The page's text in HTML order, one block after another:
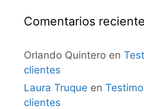
Comentarios
Orlando Quintero en
clientes
Laura Truque en
clientes